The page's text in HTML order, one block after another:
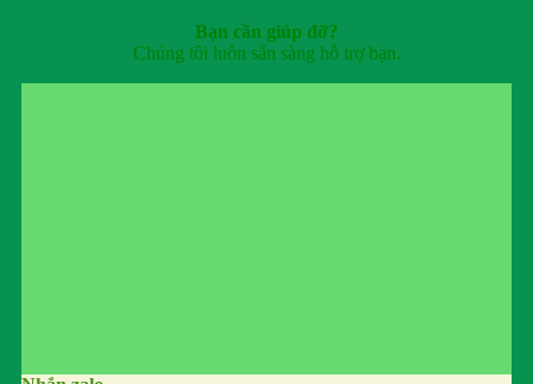
Bạn cần giúp đỡ?
Chúng tôi luôn sẵn sàng hỗ trợ bạn.